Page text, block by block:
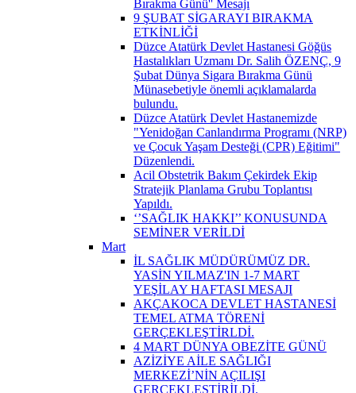
Bırakma Günü'' Mesajı
9 ŞUBAT SİGARAYI BIRAKMA
ETKİNLİĞİ
Düzce Atatürk Devlet Hastanesi Göğüs
Hastalıkları Uzmanı Dr. Salih ÖZENÇ, 9
Şubat Dünya Sigara Bırakma Günü
Münasebetiyle önemli açıklamalarda
bulundu.
Düzce Atatürk Devlet Hastanemizde
"Yenidoğan Canlandırma Programı (NRP)
ve Çocuk Yaşam Desteği (CPR) Eğitimi"
Düzenlendi.
Acil Obstetrik Bakım Çekirdek Ekip
Stratejik Planlama Grubu Toplantısı
Yapıldı.
‘’SAĞLIK HAKKI’’ KONUSUNDA
SEMİNER VERİLDİ
Mart
İL SAĞLIK MÜDÜRÜMÜZ DR.
YASİN YILMAZ'IN 1-7 MART
YEŞİLAY HAFTASI MESAJI
AKÇAKOCA DEVLET HASTANESİ
TEMEL ATMA TÖRENİ
GERÇEKLEŞTİRLDİ.
4 MART DÜNYA OBEZİTE GÜNÜ
AZİZİYE AİLE SAĞLIĞI
MERKEZİ’NİN AÇILIŞI
GERÇEKLEŞTİRİLDİ.